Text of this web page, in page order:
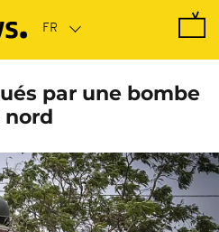
par une bombe
nord